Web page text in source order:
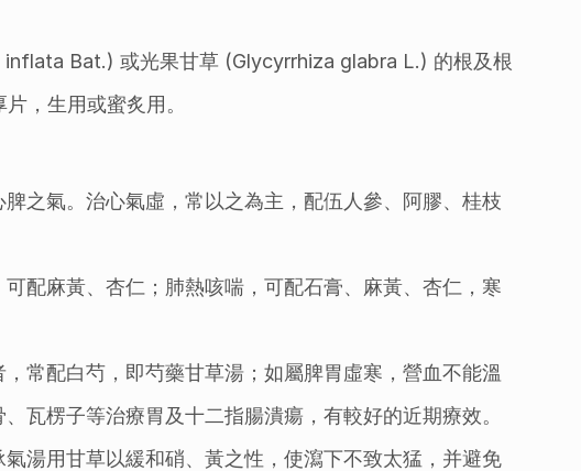
Bat.) 或光果甘草 (Glycyrrhiza glabra L.) 的根及根
，生用或蜜炙用。
之氣。治心氣虛，常以之為主，配伍人參、阿膠、桂枝
配麻黃、杏仁；肺熱咳喘，可配石膏、麻黃、杏仁，寒
常配白芍，即芍藥甘草湯；如屬脾胃虛寒，營血不能溫
瓦楞子等治療胃及十二指腸潰瘍，有較好的近期療效。
湯用甘草以緩和硝、黃之性，使瀉下不致太猛，并避免